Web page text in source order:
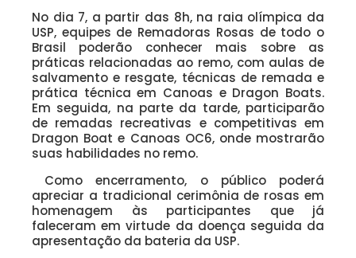
No dia 7, a partir das 8h, na raia olímpica da
USP, equipes de Remadoras Rosas de todo o
Brasil poderão conhecer mais sobre as
práticas relacionadas ao remo, com aulas de
salvamento e resgate, técnicas de remada e
prática técnica em Canoas e Dragon Boats.
Em seguida, na parte da tarde, participarão
de remadas recreativas e competitivas em
Dragon Boat e Canoas OC6, onde mostrarão
suas habilidades no remo.
Como encerramento, o público poderá
apreciar a tradicional cerimônia de rosas em
homenagem às participantes que já
faleceram em virtude da doença seguida da
apresentação da bateria da USP.